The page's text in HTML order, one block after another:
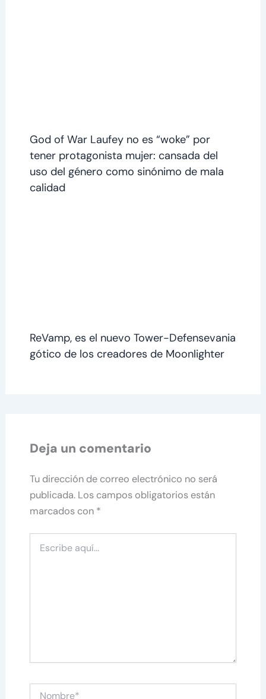
God of War Laufey no es “woke” por
tener protagonista mujer: cansada del
uso del género como sinónimo de mala
calidad
ReVamp, es el nuevo Tower-Defensevania
gótico de los creadores de Moonlighter
Deja un comentario
Tu dirección de correo electrónico no será
publicada. Los campos obligatorios están
marcados con *
aquí...